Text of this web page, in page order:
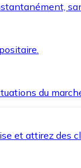
du
et attirez des